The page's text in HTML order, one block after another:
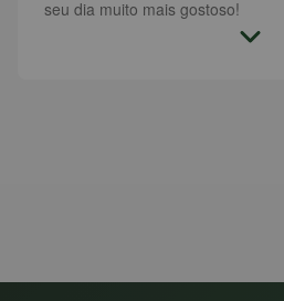
seu dia muito mais gostoso!